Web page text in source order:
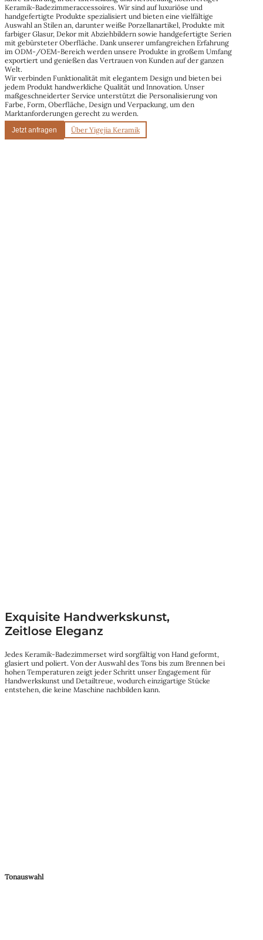
Keramik-Badezimmeraccessoires. Wir sind auf luxuriöse und
handgefertigte Produkte spezialisiert und bieten eine vielfältige
Auswahl an Stilen an, darunter weiße Porzellanartikel, Produkte mit
farbiger Glasur, Dekor mit Abziehbildern sowie handgefertigte Serien
mit gebürsteter Oberfläche. Dank unserer umfangreichen Erfahrung
im ODM-/OEM-Bereich werden unsere Produkte in großem Umfang
exportiert und genießen das Vertrauen von Kunden auf der ganzen
Welt.
Wir verbinden Funktionalität mit elegantem Design und bieten bei
jedem Produkt handwerkliche Qualität und Innovation. Unser
maßgeschneiderter Service unterstützt die Personalisierung von
Farbe, Form, Oberfläche, Design und Verpackung, um den
Marktanforderungen gerecht zu werden.
Jetzt anfragen Über Yigejia Keramik
Exquisite Handwerkskunst,
Zeitlose Eleganz
Jedes Keramik-Badezimmerset wird sorgfältig von Hand geformt,
glasiert und poliert. Von der Auswahl des Tons bis zum Brennen bei
hohen Temperaturen zeigt jeder Schritt unser Engagement für
Handwerkskunst und Detailtreue, wodurch einzigartige Stücke
entstehen, die keine Maschine nachbilden kann.
Tonauswahl